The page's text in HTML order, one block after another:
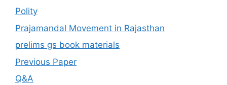
Polity
Prajamandal Movement in Rajasthan
prelims gs book materials
Previous Paper
Q&A